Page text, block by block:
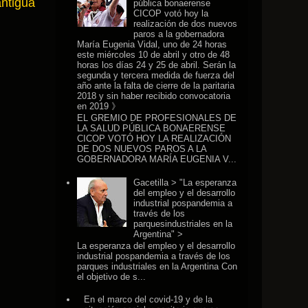
pública bonaerense
CICOP votó hoy la
realización de dos nuevos
paros a la gobernadora
María Eugenia Vidal, uno de 24 horas
este miércoles 10 de abril y otro de 48
horas los días 24 y 25 de abril. Serán la
segunda y tercera medida de fuerza del
año ante la falta de cierre de la paritaria
2018 y sin haber recibido convocatoria
en 2019 》
EL GREMIO DE PROFESIONALES DE
LA SALUD PÚBLICA BONAERENSE
CICOP VOTÓ HOY LA REALIZACIÓN
DE DOS NUEVOS PAROS A LA
GOBERNADORA MARÍA EUGENIA V...
Gacetilla > "La esperanza
del empleo y el desarrollo
industrial pospandemia a
través de los
parquesindustriales en la
Argentina" >
La esperanza del empleo y el desarrollo
industrial pospandemia a través de los
parques industriales en la Argentina Con
el objetivo de s...
En el marco del covid-19 y de la